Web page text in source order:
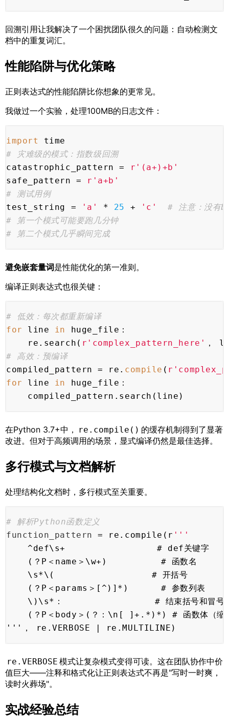
回溯引用让我解决了一个困扰团队很久的问题：自动检测文
档中的重复词汇。
性能陷阱与优化策略
正则表达式的性能陷阱比你想象的更常见。
我做过一个实验，处理100MB的日志文件：
import
time
# 灾难级的模式：指数级回溯
catastrophic_pattern =
r'(a+)+b'
safe_pattern = r'a+b'
# 测试用例
test_string =
'a' * 25 + 'c'
# 注意：没有b
# 第一个模式可能要跑几分钟
# 第二个模式几乎瞬间完成
避免嵌套量词是性能优化的第一准则。
编译正则表达式也很关键：
# 低效：每次都重新编译
for line in
huge_file：
re.search( r'complex_pattern_here' ，
# 高效：预编译
compiled_pattern = re. compile (
for line in
huge_file：
compiled_pattern.search(line)
在Python 3.7+中， re.compile() 的缓存机制得到了显著
改进。但对于高频调用的场景，显式编译仍然是最佳选择。
多行模式与文档解析
处理结构化文档时，多行模式至关重要。
# 解析Python函数定义
function_pattern = re.compile(r '''
^def\s+                 # def关键字
(？P＜name＞\w+)          # 函数名
\s*\(                  # 开括号
(？P＜params＞[^)]*)      # 参数列表
\)\s*：                 # 结束括号和冒号
(？P＜body＞(？：\n[ ]+.*)*) # 函数体（缩
'''， re.VERBOSE | re.MULTILINE)
re.VERBOSE 模式让复杂模式变得可读。这在团队协作中价
值巨大——注释和格式化让正则表达式不再是"写时一时爽，
读时火葬场"。
实战经验总结